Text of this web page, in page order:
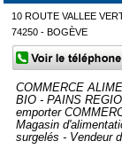
10 ROUTE VALLEE
74250 - BOGÈVE
COMMERCE
BIO - PAINS
emporter
Magasin
surgelés - Vendeur